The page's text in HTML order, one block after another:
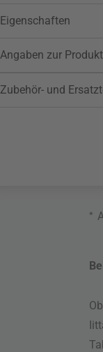
Eigenschaften
Angaben zur
Zubehör- und
*